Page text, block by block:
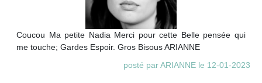
Coucou Ma petite Nadia Merci pour cette Belle pensée qui
me touche; Gardes Espoir. Gros Bisous ARIANNE
posté par ARIANNE le 12-01-2023